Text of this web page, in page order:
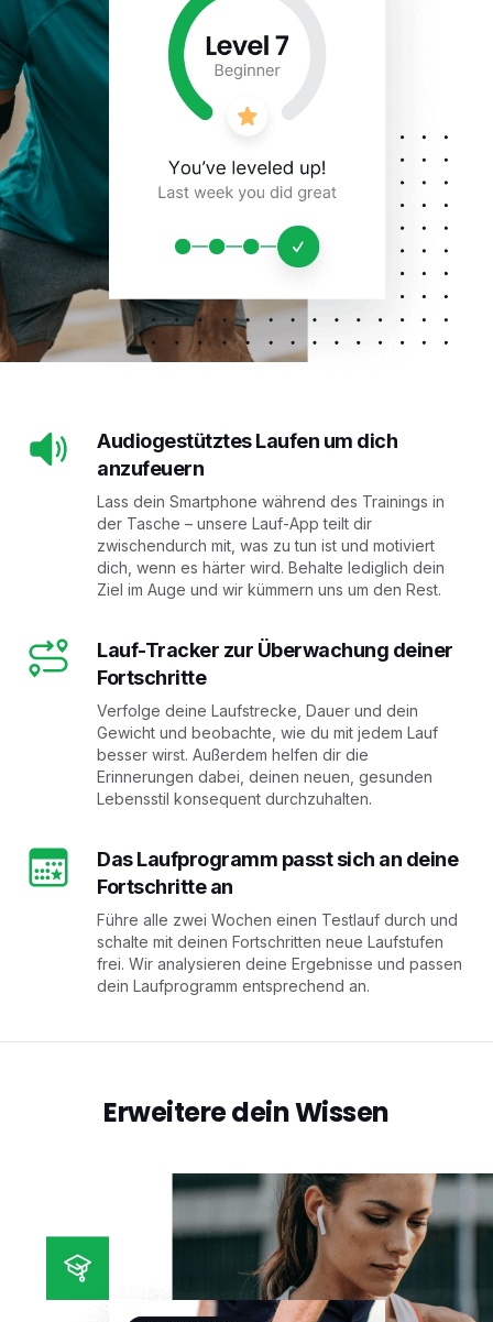
Audiogestütztes Laufen um dich
anzufeuern
Lass dein Smartphone während des Trainings in
der Tasche – unsere Lauf-App teilt dir
zwischendurch mit, was zu tun ist und motiviert
dich, wenn es härter wird. Behalte lediglich dein
Ziel im Auge und wir kümmern uns um den Rest.
Lauf-Tracker zur Überwachung deiner
Fortschritte
Verfolge deine Laufstrecke, Dauer und dein
Gewicht und beobachte, wie du mit jedem Lauf
besser wirst. Außerdem helfen dir die
Erinnerungen dabei, deinen neuen, gesunden
Lebensstil konsequent durchzuhalten.
Das Laufprogramm passt sich an deine
Fortschritte an
Führe alle zwei Wochen einen Testlauf durch und
schalte mit deinen Fortschritten neue Laufstufen
frei. Wir analysieren deine Ergebnisse und passen
dein Laufprogramm entsprechend an.
Erweitere dein Wissen